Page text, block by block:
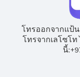
โทรออกจากแป้
โทรจากเลโซโท
นี้:+